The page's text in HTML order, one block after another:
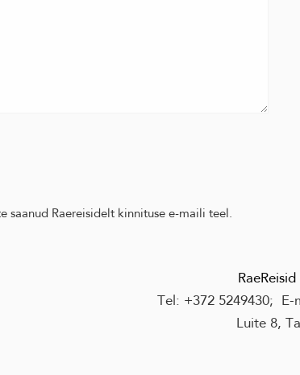
saanud Raereisidelt kinnituse e-maili teel.
RaeReisid
Tel: +372 5249430; E-
Luite 8,